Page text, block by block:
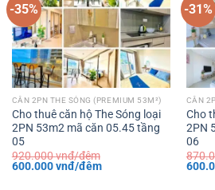
-35%
CĂN 2PN THE SÓNG (PREMIUM 53M²)
Cho thuê căn hộ The Sóng loại
2PN 53m2 mã căn 05.45 tầng
05
920.000vnđ/đêm
Giá
600.000vnđ/đêmGiá
-31%
CĂN
Cho
2PN
06
Giá